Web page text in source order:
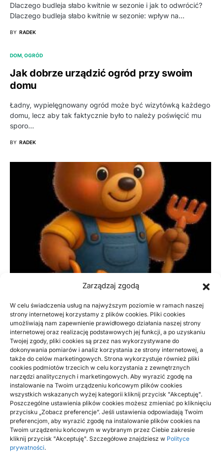
Zarządzaj zgodą
W celu świadczenia usług na najwyższym poziomie w ramach naszej
strony internetowej korzystamy z plików cookies. Pliki cookies
umożliwiają nam zapewnienie prawidłowego działania naszej strony
internetowej oraz realizację podstawowych jej funkcji, a po uzyskaniu
Twojej zgody, pliki cookies są przez nas wykorzystywane do
dokonywania pomiarów i analiz korzystania ze strony internetowej, a
także do celów marketingowych. Strona wykorzystuje również pliki
cookies podmiotów trzecich w celu korzystania z zewnętrznych
narzędzi analitycznych i marketingowych. Aby wyrazić zgodę na
instalowanie na Twoim urządzeniu końcowym plików cookies
wszystkich wskazanych wyżej kategorii kliknij przycisk "Akceptuję".
Poszczególne ustawienia plików cookies możesz zmieniać po kliknięciu
przycisku „Zobacz preferencje”. Jeśli ustawienia odpowiadają Twoim
preferencjom, aby wyrazić zgodę na instalowanie plików cookies na
Twoim urządzeniu końcowym w wybranym przez Ciebie zakresie
kliknij przycisk "Akceptuję". Szczegółowe znajdziesz w Polityce
prywatności.
Dlaczego budleja słabo kwitnie w sezonie i jak to odwrócić?
Dlaczego budleja słabo kwitnie w sezonie: wpływ na…
BY RADEK
DOM, OGRÓD
Jak dobrze urządzić ogród przy swoim
domu
Ładny, wypielęgnowany ogród może być wizytówką każdego
domu, lecz aby tak faktycznie było to należy poświęcić mu
sporo…
BY RADEK
DOM, OGRÓD
Jakie akcesoria pasują do Brunner zestaw
obiadowy? Sprawdź, co naprawdę działa
Jakie akcesoria pasują do Brunner zestaw obiadowy?
Eksperckie porównanie kompatybilnych rozwiązań Jakie
akcesoria pasują do Brunner zestaw obiadowy?…
BY AGATA